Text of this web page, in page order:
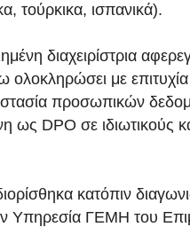
τούρκικα, ισπανικά).
διαχειρίστρια
ολοκληρώσει με
προσωπικών
ως DPO σε ιδιωτικούς
κατόπιν
Υπηρεσία ΓΕΜΗ του